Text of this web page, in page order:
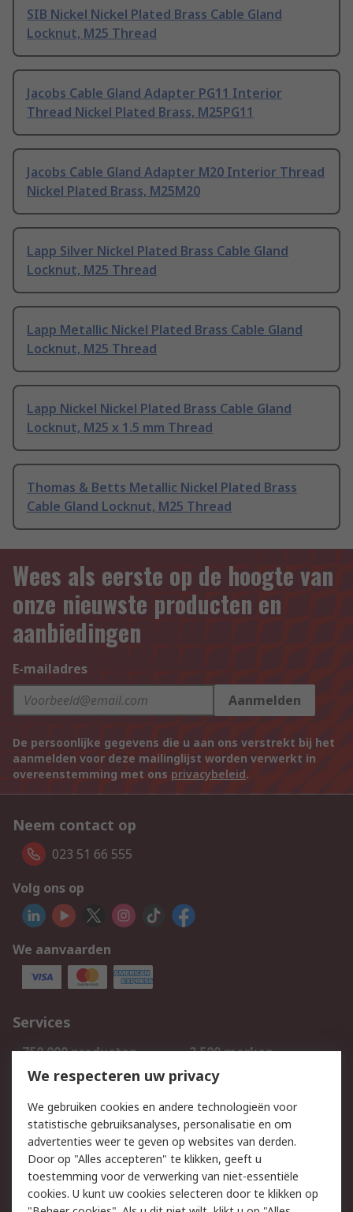
SIB Nickel Nickel Plated Brass Cable Gland
Locknut, M25 Thread
Jacobs Cable Gland Adapter PG11 Interior
Thread Nickel Plated Brass, M25PG11
Jacobs Cable Gland Adapter M20 Interior Thread
Nickel Plated Brass, M25M20
Lapp Silver Nickel Plated Brass Cable Gland
Locknut, M25 Thread
Lapp Metallic Nickel Plated Brass Cable Gland
Locknut, M25 Thread
Lapp Nickel Nickel Plated Brass Cable Gland
Locknut, M25 x 1.5 mm Thread
Thomas & Betts Metallic Nickel Plated Brass
Cable Gland Locknut, M25 Thread
Wees als eerste op de hoogte van
onze nieuwste producten en
aanbiedingen
E-mailadres
Aanmelden
De persoonlijke gegevens die u aan ons verstrekt bij het
aanmelden voor deze mailinglijst worden verwerkt in
overeenstemming met ons privacybeleid.
Neem contact op
023 51 66 555
Volg ons op
We aanvaarden
Services
750.000 producten
2.500 merken
Bestellen
Inkoopoplossingen
Track & Trace
Wettelijk
Cookiebeleid
Email veiligheid
We respecteren uw privacy
We gebruiken cookies en andere technologieën voor
statistische gebruiksanalyses, personalisatie en om
advertenties weer te geven op websites van derden.
Door op "Alles accepteren" te klikken, geeft u
toestemming voor de verwerking van niet-essentiële
cookies. U kunt uw cookies selecteren door te klikken op